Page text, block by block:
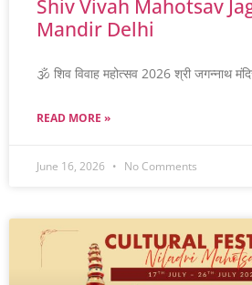
Shiv Vivah Mahotsav
Mandir Delhi
🕉️ शिव विवाह महोत्सव 2026 श्री जगन्नाथ
READ MORE »
June 16, 2026 No Comments